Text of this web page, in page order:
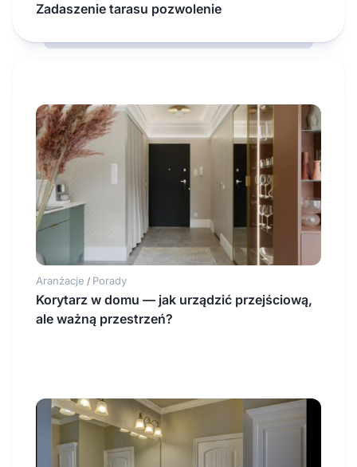
Zadaszenie tarasu pozwolenie
Aranżacje / Porady
Korytarz w domu — jak urządzić przejściową,
ale ważną przestrzeń?